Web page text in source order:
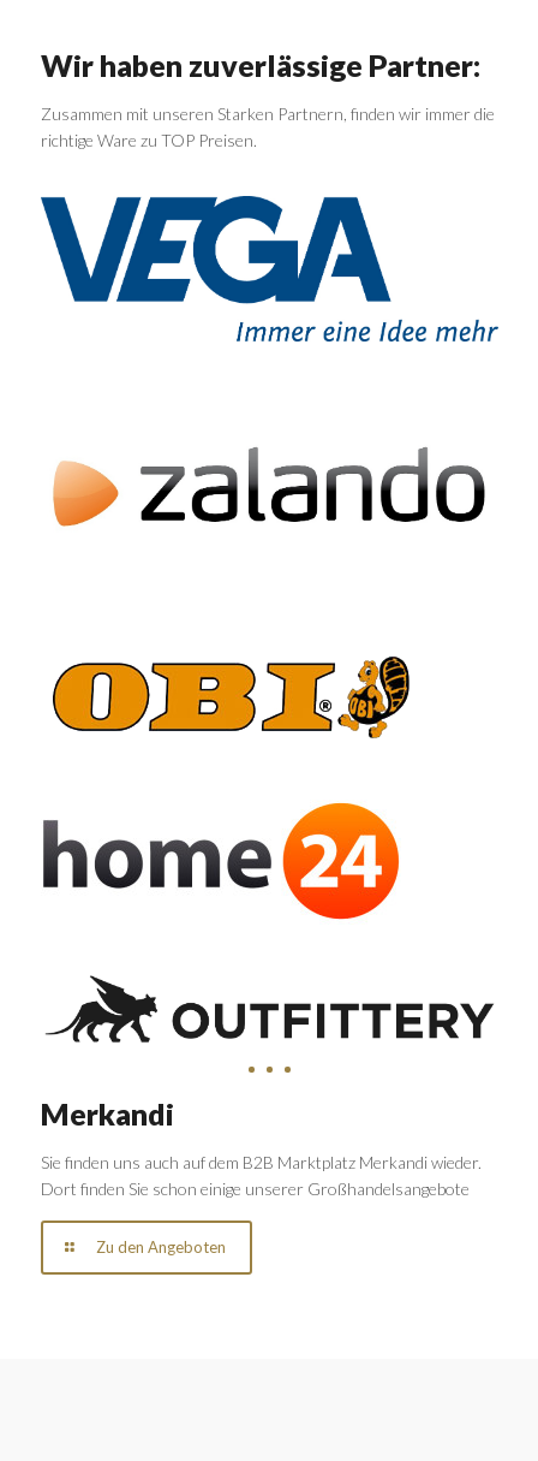
Wir haben zuverlässige Partner:
Zusammen mit unseren Starken Partnern, finden wir immer die
richtige Ware zu TOP Preisen.
Merkandi
Sie finden uns auch auf dem B2B Marktplatz Merkandi wieder.
Dort finden Sie schon einige unserer Großhandelsangebote
Zu den Angeboten